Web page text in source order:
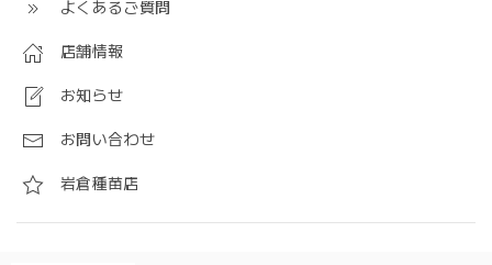
よくあるご質問
店舗情報
お知らせ
お問い合わせ
岩倉種苗店